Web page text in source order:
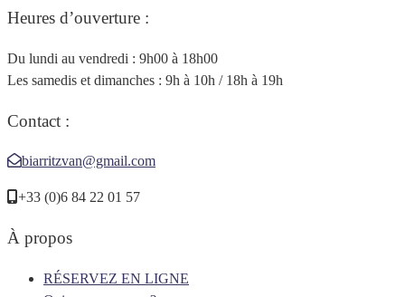
Heures d’ouverture :
Du lundi au vendredi : 9h00 à 18h00
Les samedis et dimanches : 9h à 10h / 18h à 19h
Contact :
biarritzvan@gmail.com
+33 (0)6 84 22 01 57
À propos
RÉSERVEZ EN LIGNE